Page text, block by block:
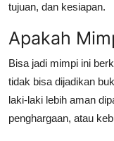
tujuan, dan kesiapan.
Apakah
Bisa jadi mimpi ini
tidak bisa dijadikan
laki-laki lebih aman
penghargaan, atau